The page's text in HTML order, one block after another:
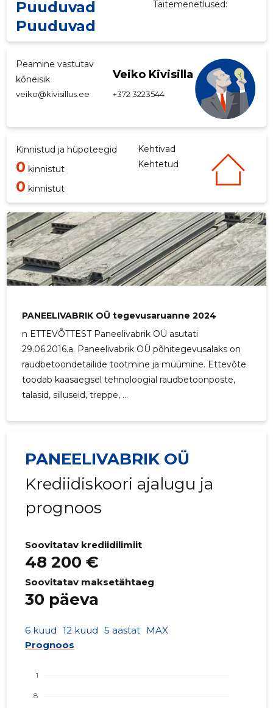
Puuduvad Täitemenetlused:
Puuduvad
Peamine vastutav
kõneisik
Veiko Kivisilla
veiko@kivisillus.ee +372 3223544
Kinnistud ja hüpoteegid Kehtivad
0 kinnistut Kehtetud
0 kinnistut
PANEELIVABRIK OÜ tegevusaruanne 2024
n ETTEVÕTTEST Paneelivabrik OÜ asutati
29.06.2016.a. Paneelivabrik OÜ põhitegevusalaks on
raudbetoondetailide tootmine ja müümine. Ettevõte
toodab kaasaegsel tehnoloogial raudbetoonposte,
talasid, silluseid, treppe, ...
PANEELIVABRIK OÜ
Krediidiskoori ajalugu ja
prognoos
Soovitatav krediidilimiit
48 200 €
Soovitatav maksetähtaeg
30 päeva
6 kuud 12 kuud 5 aastat MAX
Prognoos